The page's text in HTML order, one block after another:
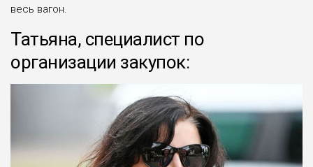
весь вагон.
Татьяна, специалист по
организации закупок: